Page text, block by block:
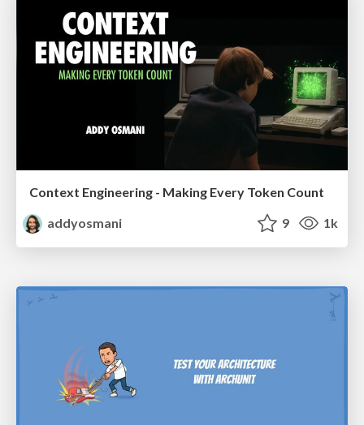
Context Engineering - Making Every Token Count
addyosmani
9 1k